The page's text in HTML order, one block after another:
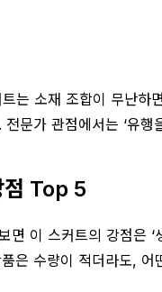
는 소재 조합이 무난하
전문가 관점에서는 ‘유
점 Top 5
면 이 스커트의 강점은
은 수량이 적더라도,